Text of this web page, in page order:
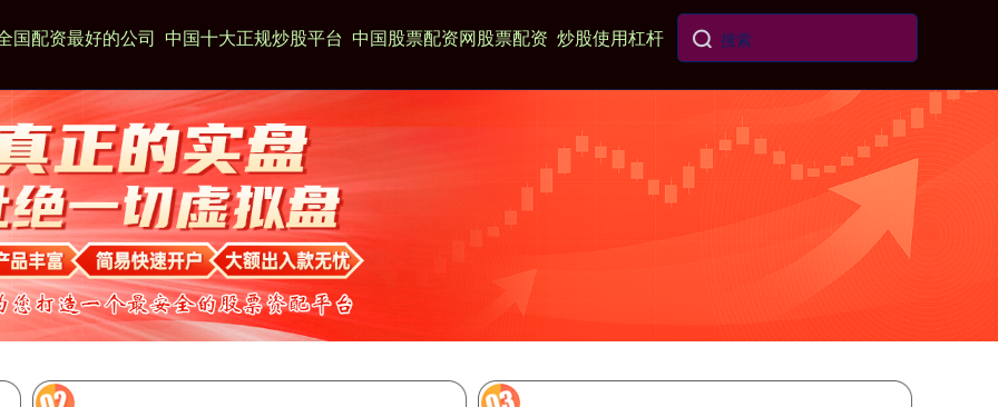
国配资最好的公司 中国十大正规炒股平台 中国股票配资网股票配资 炒股使用杠杆